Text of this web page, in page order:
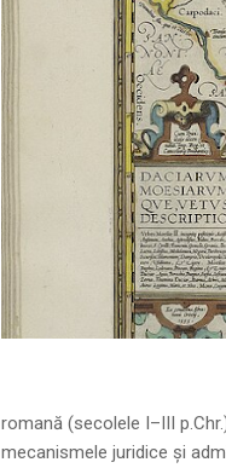
Sursa foto:
romană (secolele I–III
mecanismele juridice și